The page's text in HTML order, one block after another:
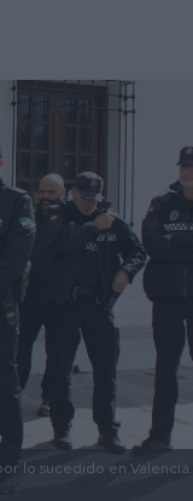
lo sucedido en Valencia.